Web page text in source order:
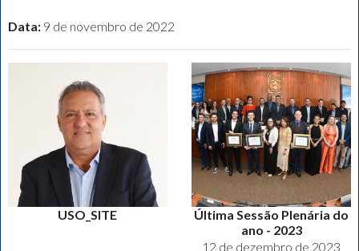
Data:9 de novembro de 2022
USO_SITE
Última Sessão Plenária do
ano - 2023
12 de dezembro de 2023